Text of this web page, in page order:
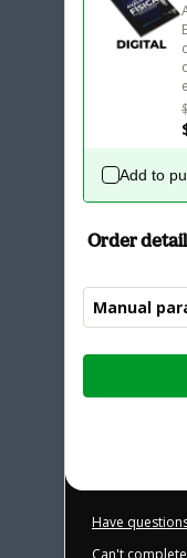
Add to
Order
Manual
Total
Have